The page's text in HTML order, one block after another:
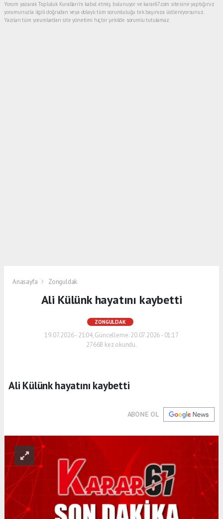
Yorum yazarak Topluluk Kuralları’nı kabul etmiş bulunuyor ve karar67.com sitesine yaptığınız
yorumunuzla ilgili doğrudan veya dolaylı tüm sorumluluğu tek başınıza üstleniyorsunuz.
Yazılan tüm yorumlardan site yönetimi hiçbir şekilde sorumlu tutulamaz.
Anasayfa Zonguldak
Ali Külünk hayatını kaybetti
ZONGULDAK
19.07.2026 - 21:04, Güncelleme: 20.07.2026 - 01:17
27668 kez okundu.
Ali Külünk hayatını kaybetti
ABONE OL